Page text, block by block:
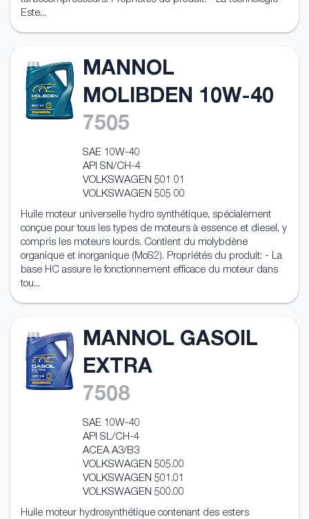
Este...
MANNOL
MOLIBDEN 10W-40
7505
SAE 10W-40
API SN/CH-4
VOLKSWAGEN 501 01
VOLKSWAGEN 505 00
Huile moteur universelle hydro synthétique, spécialement
conçue pour tous les types de moteurs à essence et diesel, y
compris les moteurs lourds. Contient du molybdène
organique et inorganique (MoS2). Propriétés du produit: - La
base HC assure le fonctionnement efficace du moteur dans
tou...
MANNOL GASOIL
EXTRA
7508
SAE 10W-40
API SL/CH-4
ACEA A3/B3
VOLKSWAGEN 505.00
VOLKSWAGEN 501.01
VOLKSWAGEN 500.00
Huile moteur hydrosynthétique contenant des esters